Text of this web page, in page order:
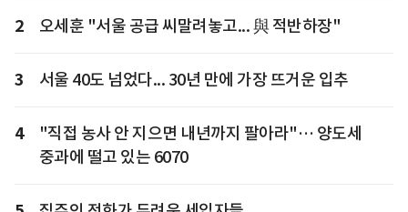
2 오세훈 "서울 공급 씨말려놓고... 與 적반하장"
3 서울 40도 넘었다... 30년 만에 가장 뜨거운 입추
4
"직접 농사 안 지으면 내년까지 팔아라"… 양도세
중과에 떨고 있는 6070